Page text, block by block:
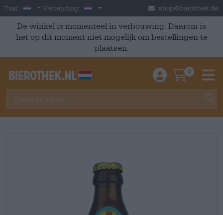
Skip to main content
Taal: Dutch
Verzending: Nederland shop@bierothek.de
De winkel is momenteel in verbouwing. Daarom is
het op dit moment niet mogelijk om bestellingen te
plaatsen.
Einloggen /
0